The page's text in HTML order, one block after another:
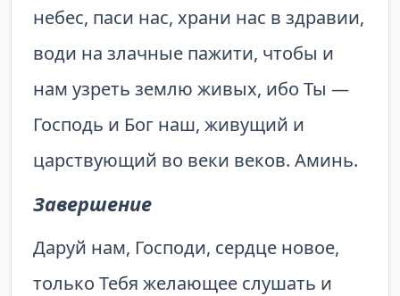
небес, паси нас, храни нас в здравии,
води на злачные пажити, чтобы и
нам узреть землю живых, ибо Ты —
Господь и Бог наш, живущий и
царствующий во веки веков. Аминь.
Завершение
Даруй нам, Господи, сердце новое,
только Тебя желающее слушать и